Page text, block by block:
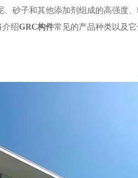
、砂子和其他添加剂组成的高强度
介绍GRC构件常见的产品种类以及它